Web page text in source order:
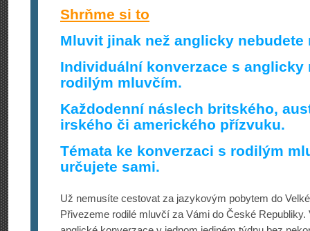
Shrňme si to
Mluvit jinak než anglicky nebudete
Individuální konverzace s anglicky
rodilým mluvčím.
Každodenní náslech britského,
irského či amerického přízvuku.
Témata ke konverzaci s rodilým
určujete sami.
Už nemusíte cestovat za jazykovým pobytem do
Přivezeme rodilé mluvčí za Vámi do České